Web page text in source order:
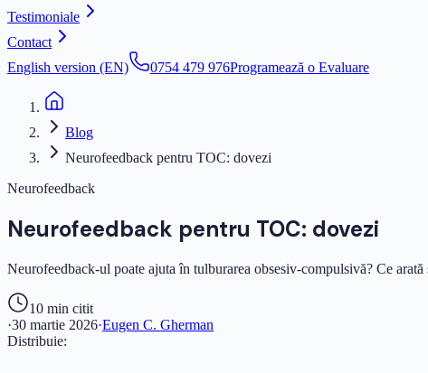
Testimoniale
Contact
English version (EN)
0754 479 976Programează o Evaluare
Blog
Neurofeedback pentru TOC: dovezi
Neurofeedback
Neurofeedback pentru TOC: dovezi
Neurofeedback-ul poate ajuta în tulburarea obsesiv-compulsivă? Ce
10 min citit
·30 martie 2026·Eugen C. Gherman
Distribuie: